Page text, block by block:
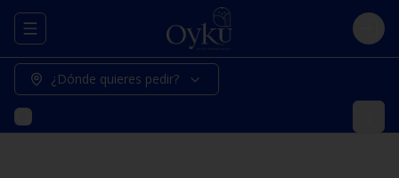
Abrir menu de navegación Login
¿Dónde quieres pedir?